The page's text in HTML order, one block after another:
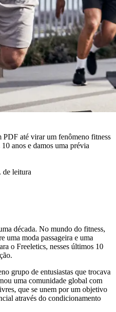
PDF até virar um fenômeno fitness
anos e damos uma prévia
leitura
década. No mundo do fitness,
uma moda passageira e uma
o Freeletics, nesses últimos 10
grupo de entusiastas que trocava
uma comunidade global com
que se unem por um objetivo
através do condicionamento